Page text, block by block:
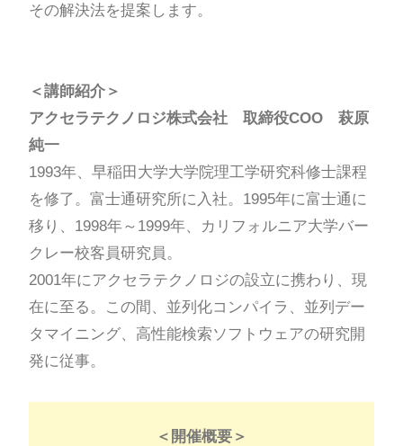
その解決法を提案します。
＜講師紹介＞
アクセラテクノロジ株式会社 取締役COO 萩原
純一
1993年、早稲田大学大学院理工学研究科修士課程
を修了。富士通研究所に入社。1995年に富士通に
移り、1998年～1999年、カリフォルニア大学バー
クレー校客員研究員。
2001年にアクセラテクノロジの設立に携わり、現
在に至る。この間、並列化コンパイラ、並列デー
タマイニング、高性能検索ソフトウェアの研究開
発に従事。
＜開催概要＞